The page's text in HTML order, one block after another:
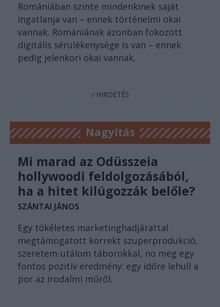
Romániában szinte mindenkinek saját
ingatlanja van – ennek történelmi okai
vannak. Romániának azonban fokozott
digitális sérülékenysége is van – ennek
pedig jelenkori okai vannak.
//HIRDETÉS
Nagyítás
Mi marad az Odüsszeia
hollywoodi feldolgozásából,
ha a hitet kilúgozzák belőle?
SZÁNTAI JÁNOS
Egy tökéletes marketinghadjárattal
megtámogatott korrekt szuperprodukció,
szeretem-utálom táborokkal, no meg egy
fontos pozitív eredmény: egy időre lehull a
por az irodalmi műről.